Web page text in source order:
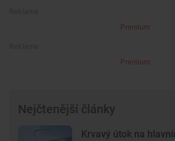
Premium
Premium
Nejčtenější články
Krvavý útok na